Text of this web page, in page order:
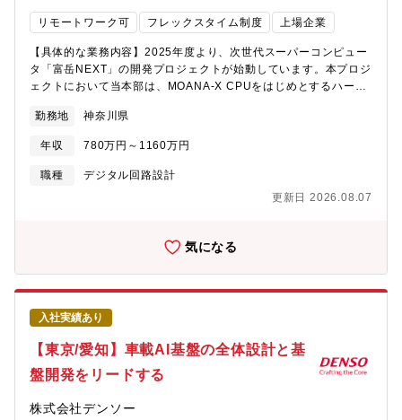
リモートワーク可 フレックスタイム制度 上場企業
【具体的な業務内容】2025年度より、次世代スーパーコンピュー
タ「富岳NEXT」の開発プロジェクトが始動しています。本プロジ
ェクトにおいて当本部は、MOANA-X CPUをはじめとするハード
ードの双方に対応する次世代システムの実現には、圧倒的な通信
性能と同時に、システムとしてのコスト最適化を両立する、広帯
域かつ高効率なインターコネクトの実現が不可欠です。本ポジシ
ョンでは、帯域・レイテンシ・スケーラビリティ・消費電力・コ
インターコネクトのアーキテクチャ設計から実装開発までを担い
観点から「富岳NEXT」の価値を最大化していく役割です。最先端
のCPU/GPUと密接に連携する大規模分散システムにおいて、性
能・電力・コストの最適解を導き出す、実践的かつ高度なエンジ
ニアリングに挑戦できるポジションです。【個人に期待する役割
やミッション】「富岳NEXT」システムにおけるネットワーク開発
において、帯域・レイテンシ・電力・コストを踏まえたアーキテ
クチャ検討、トポロジ設計、構成方針の具体化を担い、ネットワ
ーク領域の開発を技術面から推進することがミッションです。機
器選定、実装方式、評価方針に加え、光回路スイッチや独自ルー
関わり、社内外の技術者と連携しながら実機実現に向けた開発を
勤務地 神奈川県
年収 780万円～1160万円
職種
デジタル回路設計
更新日 2026.08.07
気になる
入社実績あり
【東京/愛知】車載AI基盤の全体設計と基
盤開発をリードする
株式会社デンソー